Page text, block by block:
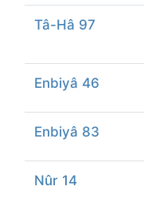
Tâ-Hâ 97
Enbiyâ 46
Enbiyâ 83
Nûr 14